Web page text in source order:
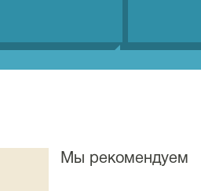
Мы рекомендуем